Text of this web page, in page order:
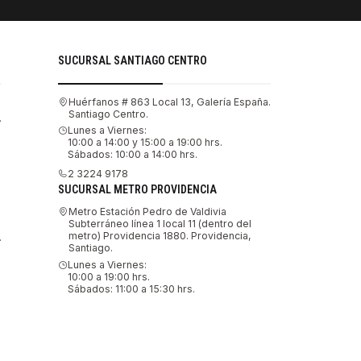
SUCURSAL SANTIAGO CENTRO
Huérfanos # 863 Local 13, Galería España.
Santiago Centro.
Lunes a Viernes:
10:00 a 14:00 y 15:00 a 19:00 hrs.
Sábados: 10:00 a 14:00 hrs.
2 3224 9178
SUCURSAL METRO PROVIDENCIA
Metro Estación Pedro de Valdivia
Subterráneo línea 1 local 11 (dentro del
metro) Providencia 1880. Providencia,
Santiago.
Lunes a Viernes:
10:00 a 19:00 hrs.
Sábados: 11:00 a 15:30 hrs.